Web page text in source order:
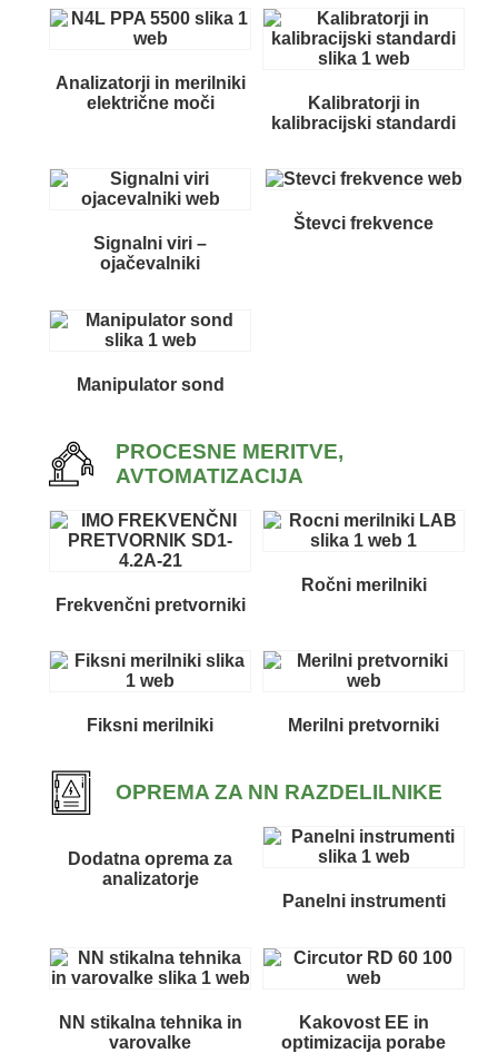
Analizatorji in merilniki
električne moči
Kalibratorji in
kalibracijski standardi
Signalni viri –
ojačevalniki
Števci frekvence
Manipulator sond
PROCESNE MERITVE,
AVTOMATIZACIJA
Frekvenčni pretvorniki
Ročni merilniki
Fiksni merilniki Merilni pretvorniki
OPREMA ZA NN RAZDELILNIKE
Dodatna oprema za
analizatorje
Panelni instrumenti
NN stikalna tehnika in
varovalke
Kakovost EE in
optimizacija porabe